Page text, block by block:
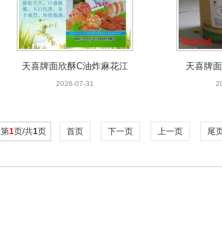
天喜牌面欣酥C油炸麻花江
米条面制品馓子等膨松酥脆
2026-07-31
天喜牌
花、江
第1页/共1页 首页 下一页 上一页 尾